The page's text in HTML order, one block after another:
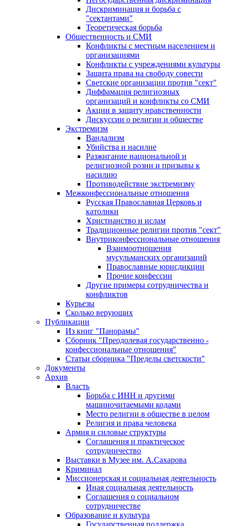
Дискриминация и борьба с
"сектантами"
Теоретическая борьба
Общественность и СМИ
Конфликты с местным населением и
организациями
Конфликты с учреждениями культуры
Защита права на свободу совести
Светские организации против "сект"
Диффамация религиозных
организаций и конфликты со СМИ
Акции в защиту нравственности
Дискуссии о религии и обществе
Экстремизм
Вандализм
Убийства и насилие
Разжигание национальной и
религиозной розни и призывы к
насилию
Противодействие экстремизму
Межконфессиональные отношения
Русская Православная Церковь и
католики
Христианство и ислам
Традиционные религии против "сект"
Внутриконфессиональные отношения
Взаимоотношения
мусульманских организаций
Православные юрисдикции
Прочие конфессии
Другие примеры сотрудничества и
конфликтов
Курьезы
Сколько верующих
Публикации
Из книг "Панорамы"
Сборник "Преодолевая государственно -
конфессиональные отношения"
Статьи сборника "Пределы светскости"
Документы
Архив
Власть
Борьба с ИНН и другими
машиночитаемыми кодами
Место религии в обществе в целом
Религия и права человека
Армия и силовые структуры
Соглашения и практическое
сотрудничество
Выставки в Музее им. А.Сахарова
Криминал
Миссионерская и социальная деятельность
Иная социальная деятельность
Соглашения о социальном
сотрудничестве
Образование и культура
Государственная поддержка